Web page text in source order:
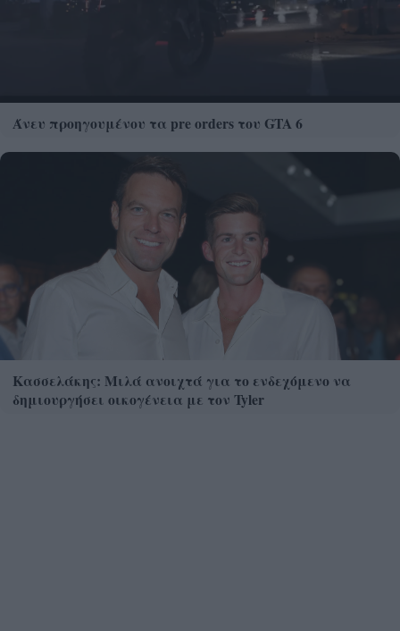
Άνευ προηγουμένου τα pre orders του GTA 6
Κασσελάκης: Μιλά ανοιχτά για το ενδεχόμενο να
δημιουργήσει οικογένεια με τον Tyler